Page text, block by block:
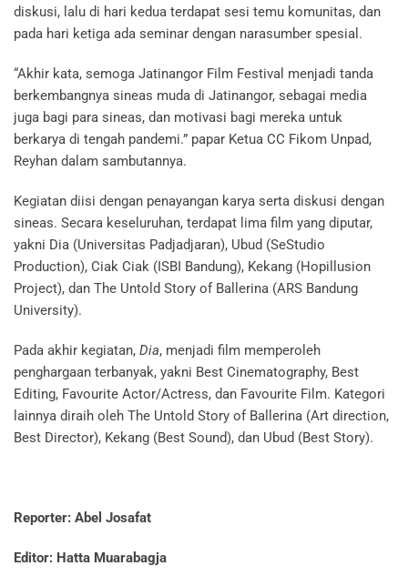
diskusi, lalu di hari kedua terdapat sesi temu komunitas, dan
pada hari ketiga ada seminar dengan narasumber spesial.
“Akhir kata, semoga Jatinangor Film Festival menjadi tanda
berkembangnya sineas muda di Jatinangor, sebagai media
juga bagi para sineas, dan motivasi bagi mereka untuk
berkarya di tengah pandemi.” papar Ketua CC Fikom Unpad,
Reyhan dalam sambutannya.
Kegiatan diisi dengan penayangan karya serta diskusi dengan
sineas. Secara keseluruhan, terdapat lima film yang diputar,
yakni Dia (Universitas Padjadjaran), Ubud (SeStudio
Production), Ciak Ciak (ISBI Bandung), Kekang (Hopillusion
Project), dan The Untold Story of Ballerina (ARS Bandung
University).
Pada akhir kegiatan, Dia, menjadi film memperoleh
penghargaan terbanyak, yakni Best Cinematography, Best
Editing, Favourite Actor/Actress, dan Favourite Film. Kategori
lainnya diraih oleh The Untold Story of Ballerina (Art direction,
Best Director), Kekang (Best Sound), dan Ubud (Best Story).
Reporter: Abel Josafat
Editor: Hatta Muarabagja